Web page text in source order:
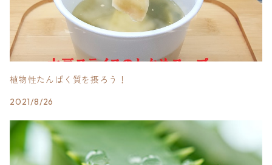
植物性たんぱく質を摂ろう！
2021/8/26